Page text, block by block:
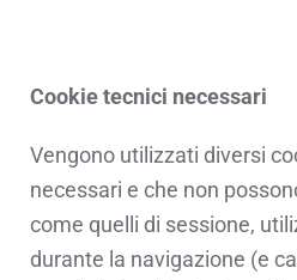
Cookie tecnici necessari
Vengono utilizzati diversi
necessari e che non
come quelli di sessione,
durante la navigazione (e